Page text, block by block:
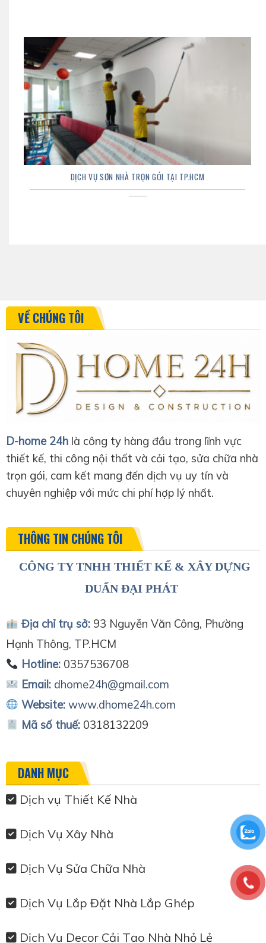
DỊCH VỤ SƠN NHÀ TRỌN GÓI TẠI TP.HCM
VỀ CHÚNG TÔI
D-home 24h là công ty hàng đầu trong lĩnh vực
thiết kế, thi công nội thất và cải tạo, sửa chữa nhà
trọn gói, cam kết mang đến dịch vụ uy tín và
chuyên nghiệp với mức chi phí hợp lý nhất.
THÔNG TIN CHÚNG TÔI
CÔNG TY TNHH THIẾT KẾ & XÂY DỰNG
DUẨN ĐẠI PHÁT
Địa chỉ trụ sở:93 Nguyễn Văn Công, Phường
Hạnh Thông, TP.HCM
Hotline:0357536708
Email: dhome24h@gmail.com
Website: www.dhome24h.com
Mã số thuế: 0318132209
DANH MỤC
Dịch vụ Thiết Kế Nhà
Dịch Vụ Xây Nhà
Dịch Vụ Sửa Chữa Nhà
Dịch Vụ Lắp Đặt Nhà Lắp Ghép
Dịch Vụ Decor Cải Tạo Nhà Nhỏ Lẻ